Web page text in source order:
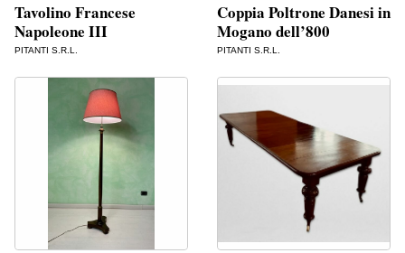
Tavolino Francese
Napoleone III
PITANTI S.R.L.
Coppia Poltrone Danesi in
Mogano dell’800
PITANTI S.R.L.